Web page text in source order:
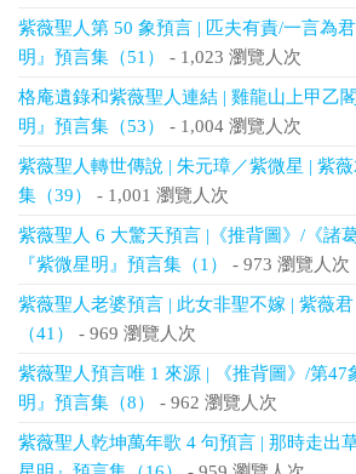
紫薇聖人第 50 象預言 | 匹夫有責/一言為
明』預言集（51）
- 1,023 瀏覽人次
格庵遺錄和紫薇聖人連結 | 雞龍山上甲乙
明』預言集（53）
- 1,004 瀏覽人次
紫薇聖人轉世傳說 | 朱元璋／紫微星 | 紫
集（39）
- 1,001 瀏覽人次
紫薇聖人 6 大驚天預言 |《推背圖》/《諸
『紫微星明』預言集（1）
- 973 瀏覽人次
紫薇聖人老婆預言 | 此女非聖不嫁 | 紫薇
（41）
- 969 瀏覽人次
紫薇聖人預言唯 1 來源 | 《推背圖》/第47
明』預言集（8）
- 962 瀏覽人次
紫薇聖人乾坤萬年歌 4 句預言 | 那時走出